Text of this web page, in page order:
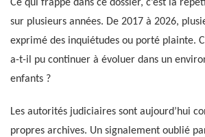
Ce qui frappe dans ce dossier, c’est la
sur plusieurs années. De 2017 à 2026,
exprimé des inquiétudes ou porté plainte.
a-t-il pu continuer à évoluer dans un
enfants ?
Les autorités judiciaires sont aujourd’hui
propres archives. Un signalement oublié